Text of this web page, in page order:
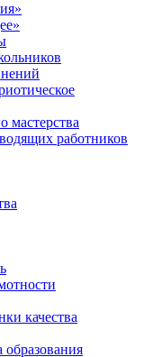
мастерства
работников
качества
образования